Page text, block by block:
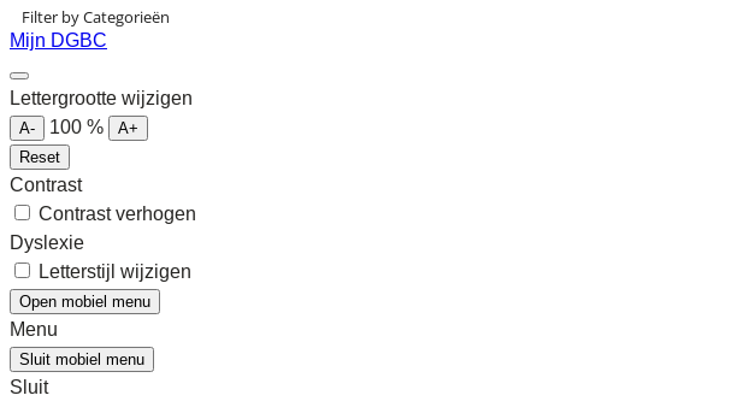
Filter by Categorieën
Mijn DGBC
Lettergrootte wijzigen
A- 100 %
A+
Reset
Contrast
Contrast verhogen
Dyslexie
Letterstijl wijzigen
Open mobiel menu
Menu
Sluit mobiel menu
Sluit